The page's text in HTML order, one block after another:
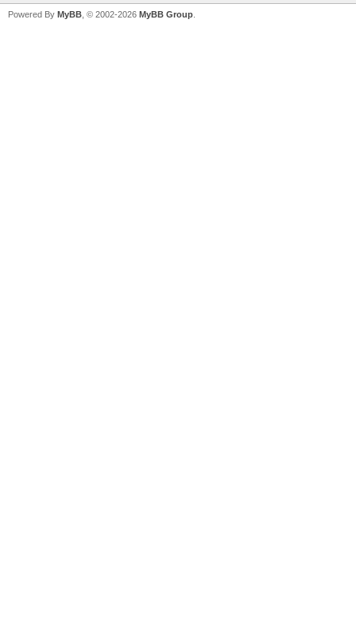
Powered By MyBB , © 2002-2026 MyBB Group